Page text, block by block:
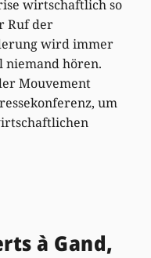
wirtschaftlich so
Ruf der
wird immer
hören.
Mouvement
um
à Gand,